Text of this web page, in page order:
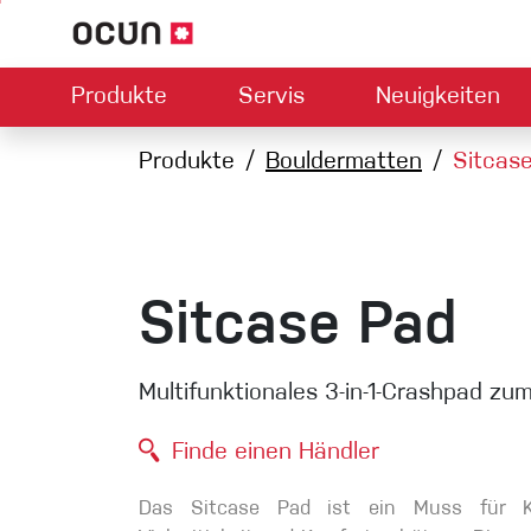
Produkte
Kletterschuhe
Bouldermatten
Via ferrata
Schlingen
Helme
Hardware
Karabiner
Servis
Händlersuche Kontakt Downloads
Neuigkeiten
Climbing
Über uns
Produkte Bouldermatten
Sitcase Pad
Multifunktionales 3-in-1-Crashpad
Finde einen Händler
Das Sitcase Pad ist ein Muss für